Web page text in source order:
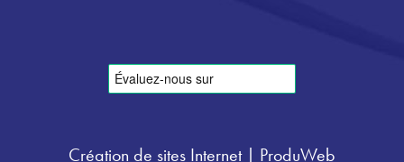
Création de sites Internet | ProduWeb